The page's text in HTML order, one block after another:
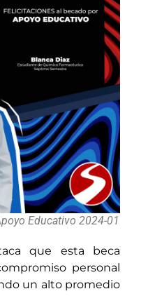
Educativo 2024-01
que esta beca
personal
un alto promedio